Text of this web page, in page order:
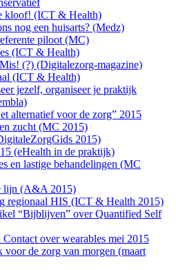
kloof! (ICT & Health)
nog een huisarts? (Medz)
piloot (MC)
(ICT & Health)
(?) (Digitalezorg-magazine)
(ICT & Health)
jezelf, organiseer je praktijk
alternatief voor de zorg” 2015
zucht (MC 2015)
2015)
(eHealth in de praktijk)
en lastige behandelingen (MC
lijn (A&A 2015)
regionaal HIS (ICT & Health 2015)
“Bijblijven” over Quantified Self
over wearables mei 2015
voor de zorg van morgen (maart